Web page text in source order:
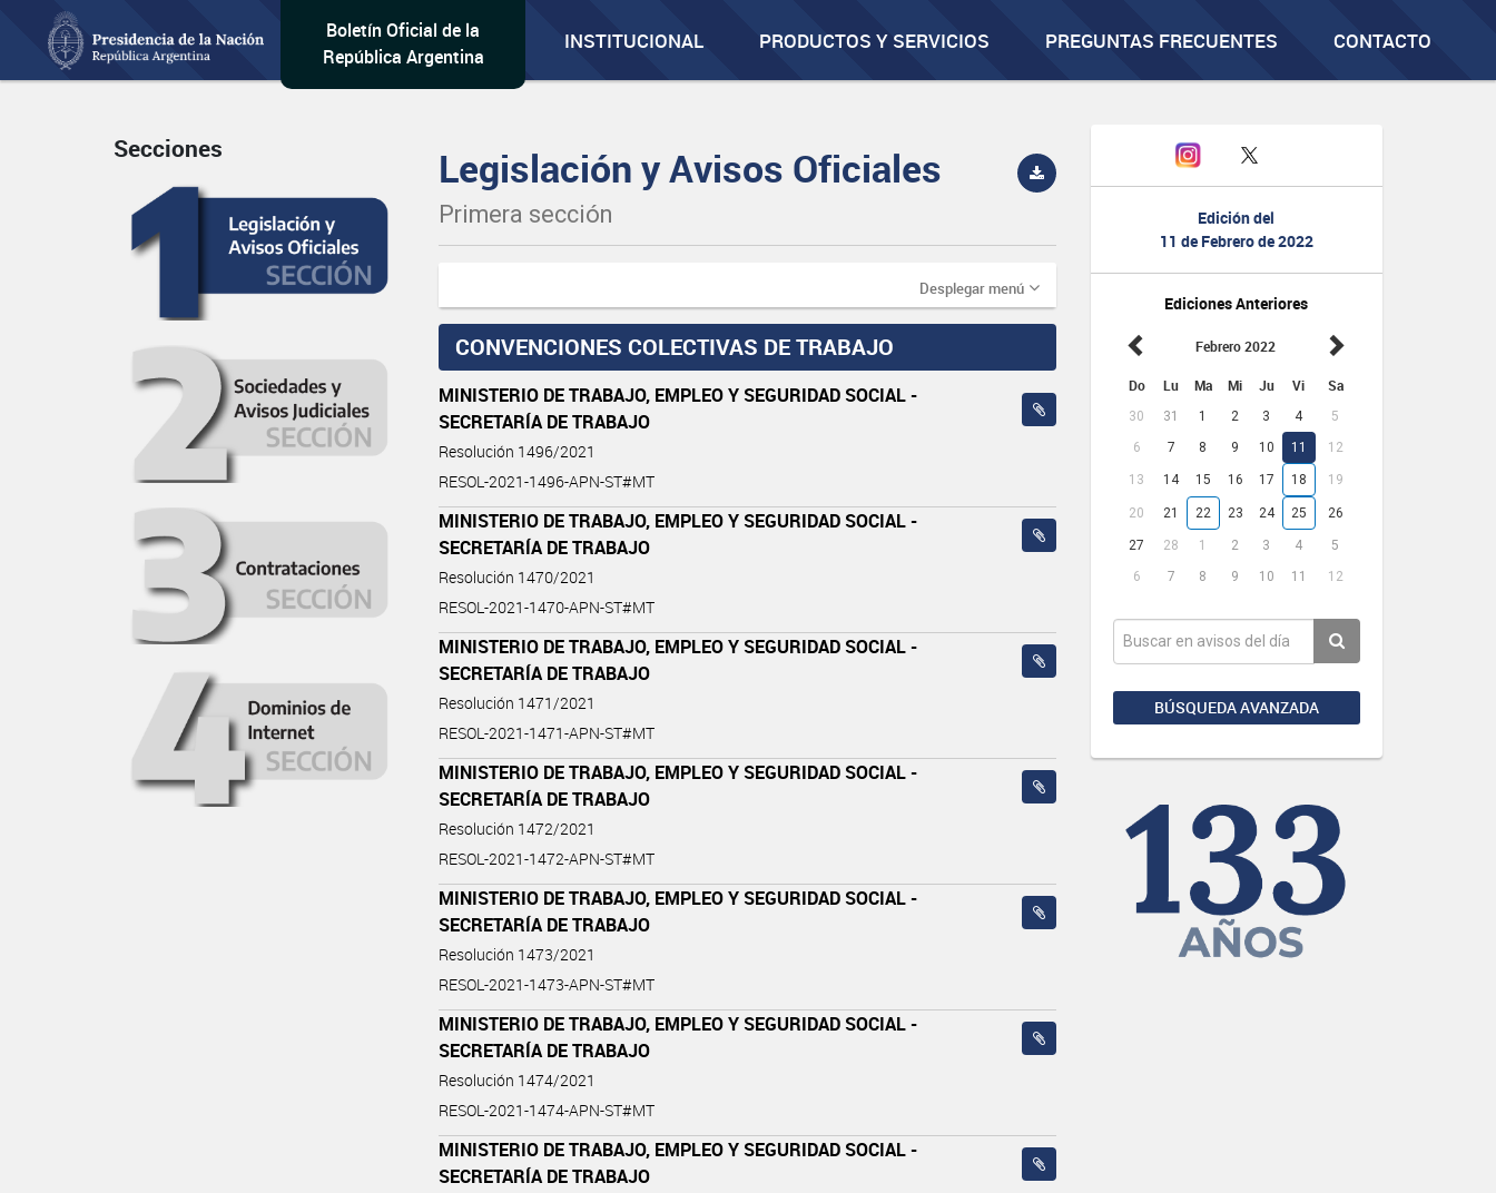
Boletín Oficial de la
República Argentina
INSTITUCIONAL PRODUCTOS Y SERVICIOS PREGUNTAS FRECUENTES CONTACTO
Edición del
11 de Febrero de 2022
Ediciones Anteriores
Febrero 2022
Do Lu Ma Mi Ju Vi Sa
30 31 1 2 3 4
5
6
7 8 9 10 11 12
13 14 15 16 17 18 19
20 21 22 23 24 25 26
27 28 1 2 3 4
5
6
7 8 9 10 11 12
BÚSQUEDA AVANZADA
Secciones Legislación y Avisos Oficiales
Primera sección
Desplegar menú
CONVENCIONES COLECTIVAS DE TRABAJO
MINISTERIO DE TRABAJO, EMPLEO Y SEGURIDAD SOCIAL -
SECRETARÍA DE TRABAJO
Resolución 1496/2021
RESOL-2021-1496-APN-ST#MT
MINISTERIO DE TRABAJO, EMPLEO Y SEGURIDAD SOCIAL -
SECRETARÍA DE TRABAJO
Resolución 1470/2021
RESOL-2021-1470-APN-ST#MT
MINISTERIO DE TRABAJO, EMPLEO Y SEGURIDAD SOCIAL -
SECRETARÍA DE TRABAJO
Resolución 1471/2021
RESOL-2021-1471-APN-ST#MT
MINISTERIO DE TRABAJO, EMPLEO Y SEGURIDAD SOCIAL -
SECRETARÍA DE TRABAJO
Resolución 1472/2021
RESOL-2021-1472-APN-ST#MT
MINISTERIO DE TRABAJO, EMPLEO Y SEGURIDAD SOCIAL -
SECRETARÍA DE TRABAJO
Resolución 1473/2021
RESOL-2021-1473-APN-ST#MT
MINISTERIO DE TRABAJO, EMPLEO Y SEGURIDAD SOCIAL -
SECRETARÍA DE TRABAJO
Resolución 1474/2021
RESOL-2021-1474-APN-ST#MT
MINISTERIO DE TRABAJO, EMPLEO Y SEGURIDAD SOCIAL -
SECRETARÍA DE TRABAJO